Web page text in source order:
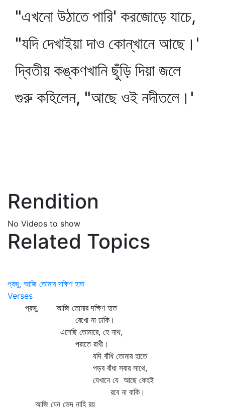
"এখনো উঠাতে পারি' করজোড়ে যাচে,
"যদি দেখাইয়া দাও কোন্‌খানে আছে।'
দ্বিতীয় কঙ্কণখানি ছুঁড়ি দিয়া জলে
গুরু কহিলেন, "আছে ওই নদীতলে।'
Rendition
No Videos to show
Related Topics
প্রভু, আজি তোমার দক্ষিণ হাত
Verses
প্রভু, আজি তোমার দক্ষিণ হাত
রেখো না ঢাকি।
এসেছি তোমারে, হে নাথ,
পরাতে রাখী।
যদি বাঁধি তোমার হাতে
পড়ব বাঁধা সবার সাথে,
যেখানে যে আছে কেহই
রবে না বাকি।
আজি যেন ভেদ নাহি রয়